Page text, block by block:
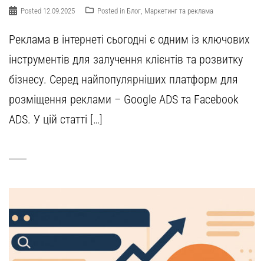
Posted 12.09.2025 Posted in Блог, Маркетинг та реклама
Реклама в інтернеті сьогодні є одним із ключових
інструментів для залучення клієнтів та розвитку
бізнесу. Серед найпопулярніших платформ для
розміщення реклами – Google ADS та Facebook
ADS. У цій статті […]